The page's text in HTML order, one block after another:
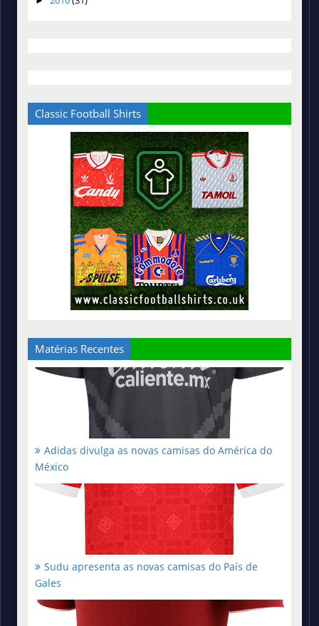
Classic Football Shirts
Matérias Recentes
Adidas divulga as novas camisas do América do
México
Sudu apresenta as novas camisas do País de
Gales